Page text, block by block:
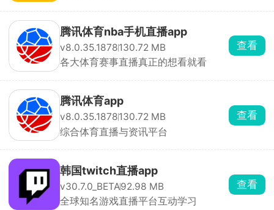
腾讯体育nba手机直播app
v8.0.35.1878130.72 MB
各大体育赛事直播真正的想看就看
查看
腾讯体育app
v8.0.35.1878130.72 MB
综合体育直播与资讯平台
查看
韩国twitch直播app
v30.7.0_BETA92.98 MB
全球知名游戏直播平台互动学习
查看